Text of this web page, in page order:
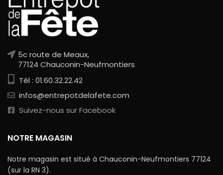
5c route de Meaux,
77124 Chauconin-Neufmontiers
Tél : 01.60.32.22.42
infos@entrepotdelafete.com
Suivez-nous sur Facebook
NOTRE MAGASIN
Notre magasin est situé à Chauconin-Neufmontiers 77124
(sur la RN 3).